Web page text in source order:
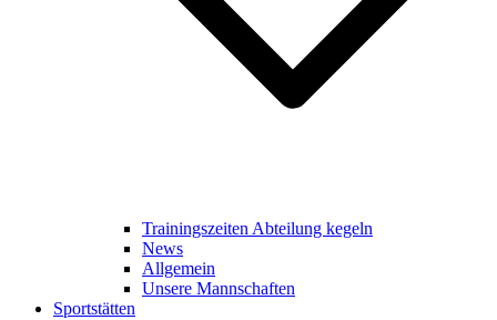
Trainingszeiten Abteilung kegeln
News
Allgemein
Unsere Mannschaften
Sportstätten